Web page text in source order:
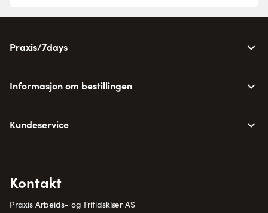
Praxis/7days
Informasjon om bestillingen
Kundeservice
Kontakt
Praxis Arbeids- og Fritidsklær AS